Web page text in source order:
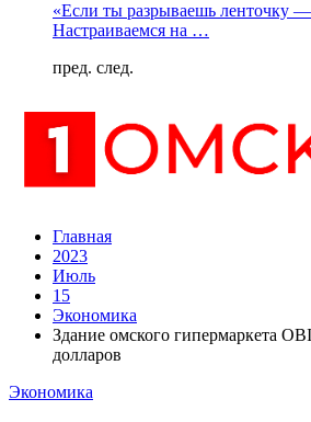
«Если ты разрываешь ленточку
Настраиваемся на …
пред. след.
Главная
2023
Июль
15
Экономика
Здание омского гипермаркета
долларов
Экономика